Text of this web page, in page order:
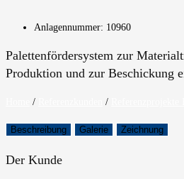
Anlagennummer: 10960
Palettenfördersystem zur
Produktion und zur Beschickung
/ /
Beschreibung Galerie Zeichnung
Der Kunde